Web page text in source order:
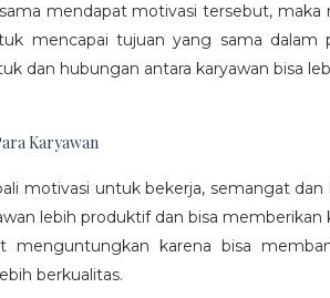
mendapat motivasi tersebut,
mencapai tujuan yang sama dalam
dan hubungan antara karyawan bisa
Karyawan
motivasi untuk bekerja, semangat
lebih produktif dan bisa memberikan
menguntungkan karena bisa
berkualitas.